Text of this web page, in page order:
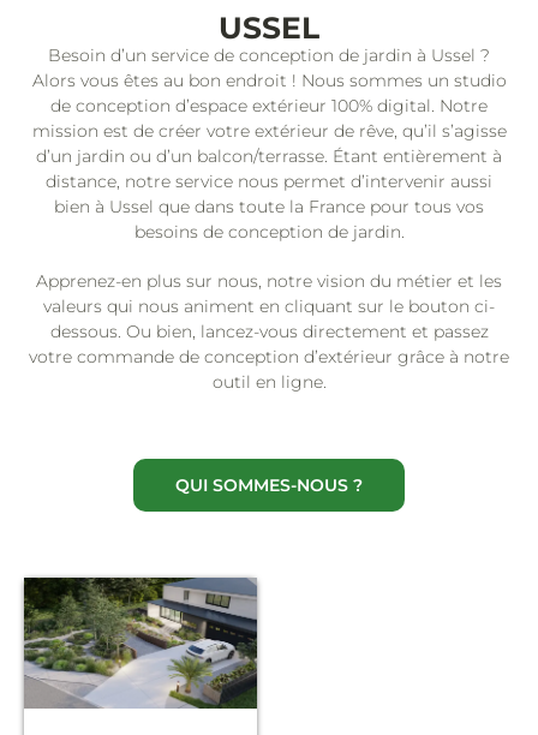
USSEL
Besoin d’un service de conception de jardin à Ussel ?
Alors vous êtes au bon endroit ! Nous sommes un studio
de conception d’espace extérieur 100% digital. Notre
mission est de créer votre extérieur de rêve, qu’il s’agisse
d’un jardin ou d’un balcon/terrasse. Étant entièrement à
distance, notre service nous permet d’intervenir aussi
bien à Ussel que dans toute la France pour tous vos
besoins de conception de jardin.
Apprenez-en plus sur nous, notre vision du métier et les
valeurs qui nous animent en cliquant sur le bouton ci-
dessous. Ou bien, lancez-vous directement et passez
votre commande de conception d’extérieur grâce à notre
outil en ligne.
QUI SOMMES-NOUS ?